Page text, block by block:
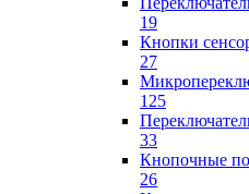
19
Кнопки
27
125
33
Кнопочные
26